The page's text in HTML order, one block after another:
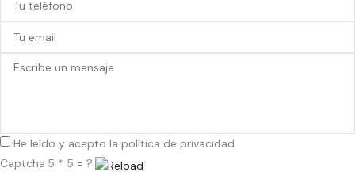
He leído y acepto la política de privacidad
Captcha 5 * 5 = ?